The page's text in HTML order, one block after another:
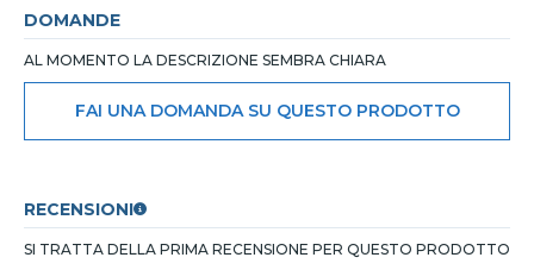
DOMANDE
AL MOMENTO LA DESCRIZIONE SEMBRA CHIARA
FAI UNA DOMANDA SU QUESTO PRODOTTO
RECENSIONI
SI TRATTA DELLA PRIMA RECENSIONE PER QUESTO PRODOTTO